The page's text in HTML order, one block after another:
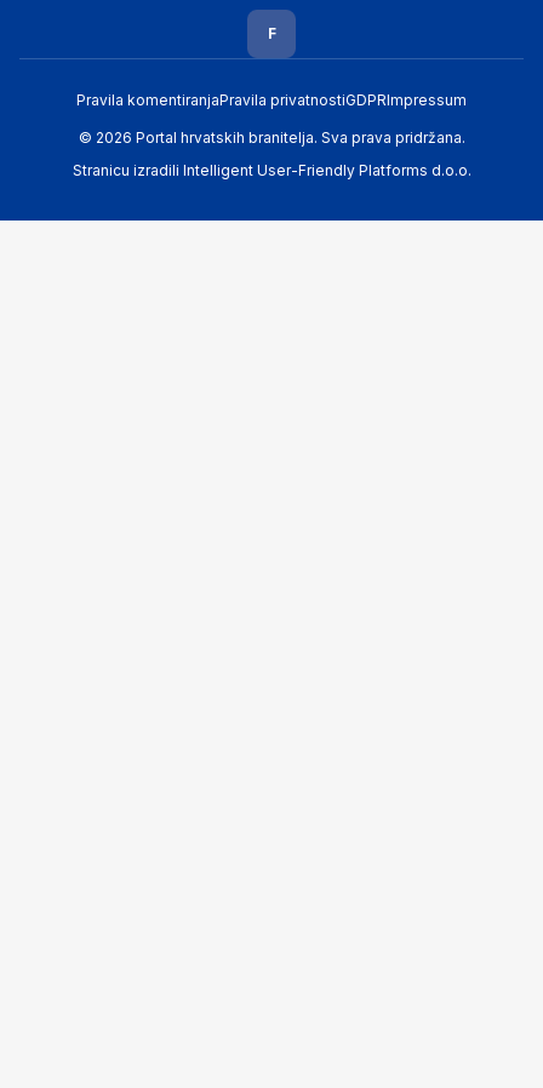
F
Pravila komentiranjaPravila privatnostiGDPRImpressum
© 2026 Portal hrvatskih branitelja. Sva prava pridržana.
Stranicu izradili Intelligent User-Friendly Platforms d.o.o.